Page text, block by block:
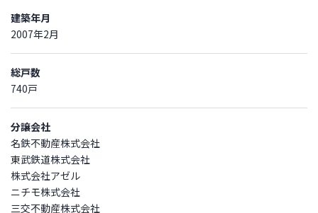
建築年月
2007年2月
総戸数
740戸
分譲会社
名鉄不動産株式会社
東武鉄道株式会社
株式会社アゼル
ニチモ株式会社
三交不動産株式会社